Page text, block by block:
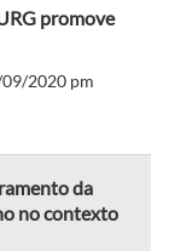
promove
2020 pm
da
no contexto